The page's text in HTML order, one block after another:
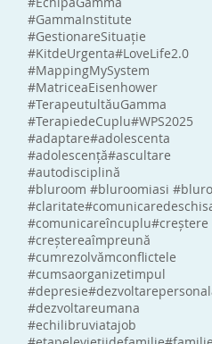
#GammaInstitute
#GestionareSituație
#KitdeUrgenta#LoveLife2.0
#MappingMySystem
#MatriceaEisenhower
#TerapeutultăuGamma
#TerapiedeCuplu#WPS2025
#adaptare#adolescenta
#adolescență#ascultare
#autodisciplină
#claritate
#comunicareîncuplu#creștere
#creștereaîmpreună
#cumrezolvămconflictele
#cumsaorganizetimpul
#depresie
#dezvoltareumana
#echilibruviatajob